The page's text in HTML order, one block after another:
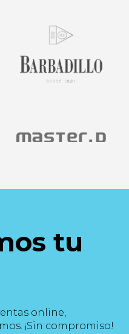
tu
online,
¡Sin compromiso!